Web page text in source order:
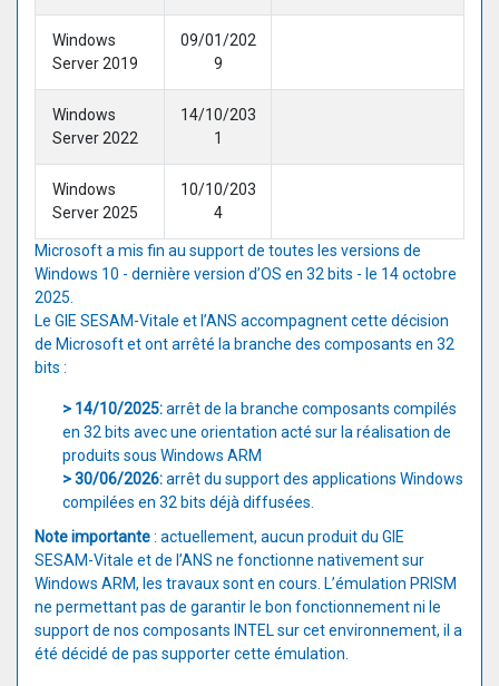
Windows
Server 2019
09/01/202
9
Windows
Server 2022
14/10/203
1
Windows
Server 2025
10/10/203
4
Microsoft a mis fin au support de toutes les versions de
Windows 10 - dernière version d’OS en 32 bits - le 14 octobre
2025.
Le GIE SESAM-Vitale et l’ANS accompagnent cette décision
de Microsoft et ont arrêté la branche des composants en 32
bits :
> 14/10/2025:arrêt de la branche composants compilés
en 32 bits avec une orientation acté sur la réalisation de
produits sous Windows ARM
> 30/06/2026:arrêt du support des applications Windows
compilées en 32 bits déjà diffusées.
Note importante: actuellement, aucun produit du GIE
SESAM-Vitale et de l’ANS ne fonctionne nativement sur
Windows ARM, les travaux sont en cours. L’émulation PRISM
ne permettant pas de garantir le bon fonctionnement ni le
support de nos composants INTEL sur cet environnement, il a
été décidé de pas supporter cette émulation.